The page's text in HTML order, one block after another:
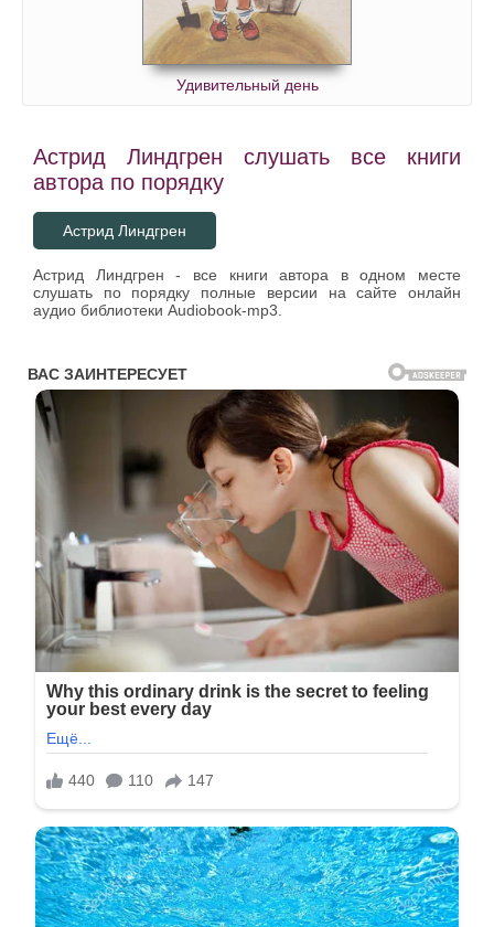
Удивительный день
Астрид Линдгрен слушать все книги
автора по порядку
Астрид Линдгрен
Астрид Линдгрен - все книги автора в одном месте
слушать по порядку полные версии на сайте онлайн
аудио библиотеки Audiobook-mp3.